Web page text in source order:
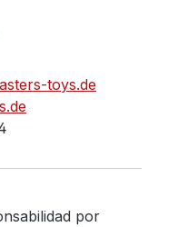
toys.de
por